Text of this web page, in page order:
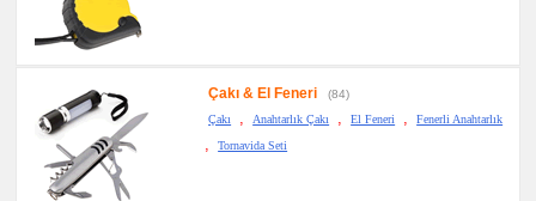
Çakı & El Feneri
(84)
Çakı
, Anahtarlık Çakı , El Feneri , Fenerli Anahtarlık
, Tornavida Seti
promosyon
Saat
promosyon
Kalem
Seti
promosyon
Kalemlik